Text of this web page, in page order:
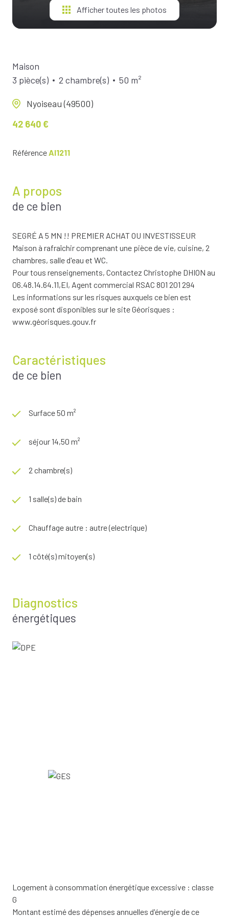
Afficher toutes les photos
Maison
3 pièce(s)
2 chambre(s) 50 m²
Nyoiseau (49500)
42 640 €
RéférenceAI1211
A propos
de ce bien
SEGRÉ A 5 MN !! PREMIER ACHAT OU INVESTISSEUR
Maison à rafraîchir comprenant une pièce de vie, cuisine, 2
chambres, salle d'eau et WC.
Pour tous renseignements, Contactez Christophe DHION au
06.48.14.64.11,EI, Agent commercial RSAC 801 201 294
Les informations sur les risques auxquels ce bien est
exposé sont disponibles sur le site Géorisques :
www.géorisques.gouv.fr
Caractéristiques
de ce bien
Surface 50 m²
séjour 14,50 m²
2 chambre(s)
1 salle(s) de bain
Chauffage autre : autre (electrique)
1 côté(s) mitoyen(s)
Diagnostics
énergétiques
Logement à consommation énergétique excessive : classe
G
Montant estimé des dépenses annuelles d'énergie de ce